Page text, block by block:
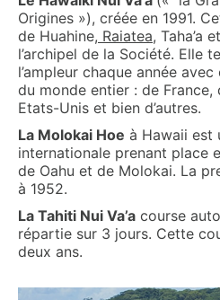
Origines »), créée en 1991.
de Huahine, Raiatea, Taha’a et
l’archipel de la Société. Elle
l’ampleur chaque année
du monde entier : de France,
Etats-Unis et bien d’autres.
La Molokai Hoe à Hawaii est
internationale prenant place
de Oahu et de Molokai. La
à 1952.
La Tahiti Nui Va’a course
répartie sur 3 jours. Cette
deux ans.